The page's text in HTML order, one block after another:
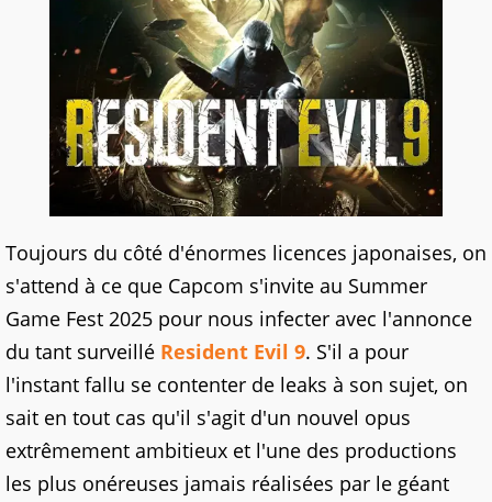
Toujours du côté d'énormes licences japonaises, on
s'attend à ce que Capcom s'invite au Summer
Game Fest 2025 pour nous infecter avec l'annonce
du tant surveillé Resident Evil 9. S'il a pour
l'instant fallu se contenter de leaks à son sujet, on
sait en tout cas qu'il s'agit d'un nouvel opus
extrêmement ambitieux et l'une des productions
les plus onéreuses jamais réalisées par le géant